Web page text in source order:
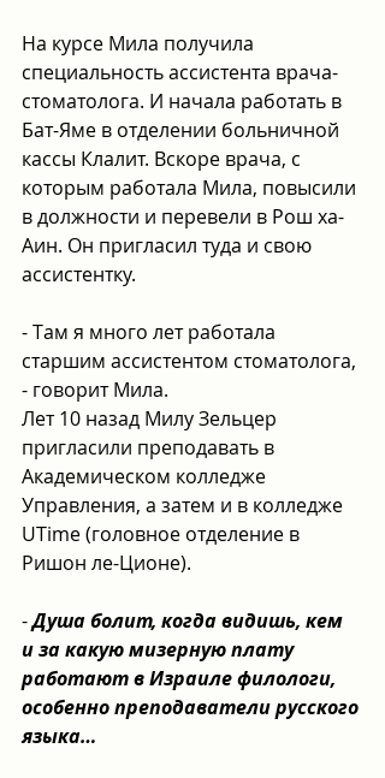
На курсе Мила получила
специальность ассистента врача-
стоматолога. И начала работать в
Бат-Яме в отделении больничной
кассы Клалит. Вскоре врача, с
которым работала Мила, повысили
в должности и перевели в Рош ха-
Аин. Он пригласил туда и свою
ассистентку.
- Там я много лет работала
старшим ассистентом стоматолога,
- говорит Мила.
Лет 10 назад Милу Зельцер
пригласили преподавать в
Академическом колледже
Управления, а затем и в колледже
UTime (головное отделение в
Ришон ле-Ционе).
- Душа болит, когда видишь, кем
и за какую мизерную плату
работают в Израиле филологи,
особенно преподаватели русского
языка…